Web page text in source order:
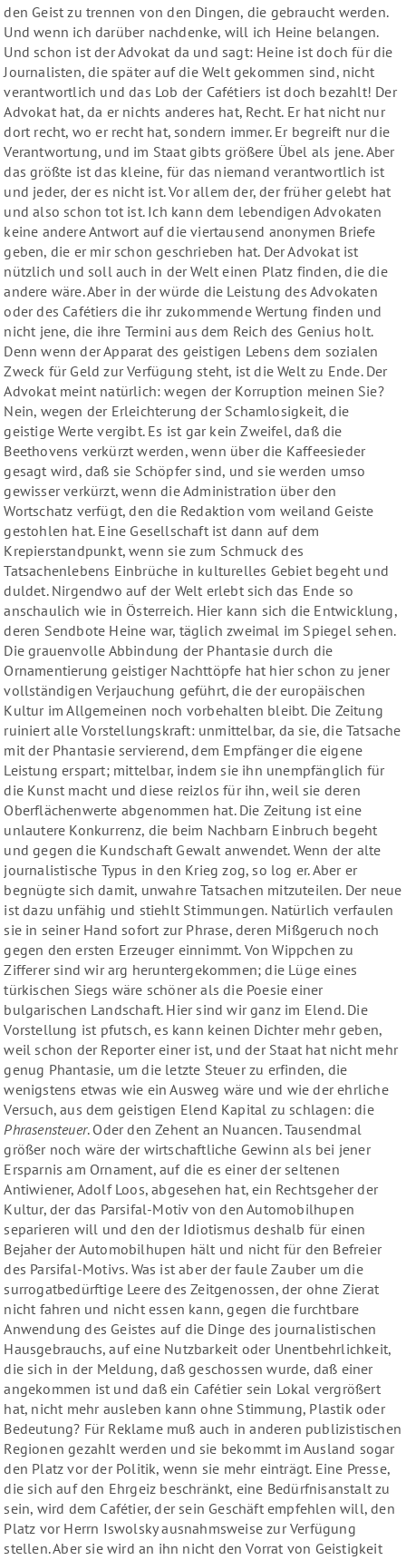
den Geist zu trennen von den Dingen, die gebraucht werden.
Und wenn ich darüber nachdenke, will ich Heine belangen.
Und schon ist der Advokat da und sagt: Heine ist doch für die
Journalisten, die später auf die Welt gekommen sind, nicht
verantwortlich und das Lob der Cafétiers ist doch bezahlt! Der
Advokat hat, da er nichts anderes hat, Recht. Er hat nicht nur
dort recht, wo er recht hat, sondern immer. Er begreift nur die
Verantwortung, und im Staat gibts größere Übel als jene. Aber
das größte ist das kleine, für das niemand verantwortlich ist
und jeder, der es nicht ist. Vor allem der, der früher gelebt hat
und also schon tot ist. Ich kann dem lebendigen Advokaten
keine andere Antwort auf die viertausend anonymen Briefe
geben, die er mir schon geschrieben hat. Der Advokat ist
nützlich und soll auch in der Welt einen Platz finden, die die
andere wäre. Aber in der würde die Leistung des Advokaten
oder des Cafétiers die ihr zukommende Wertung finden und
nicht jene, die ihre Termini aus dem Reich des Genius holt.
Denn wenn der Apparat des geistigen Lebens dem sozialen
Zweck für Geld zur Verfügung steht, ist die Welt zu Ende. Der
Advokat meint natürlich: wegen der Korruption meinen Sie?
Nein, wegen der Erleichterung der Schamlosigkeit, die
geistige Werte vergibt. Es ist gar kein Zweifel, daß die
Beethovens verkürzt werden, wenn über die Kaffeesieder
gesagt wird, daß sie Schöpfer sind, und sie werden umso
gewisser verkürzt, wenn die Administration über den
Wortschatz verfügt, den die Redaktion vom weiland Geiste
gestohlen hat. Eine Gesellschaft ist dann auf dem
Krepierstandpunkt, wenn sie zum Schmuck des
Tatsachenlebens Einbrüche in kulturelles Gebiet begeht und
duldet. Nirgendwo auf der Welt erlebt sich das Ende so
anschaulich wie in Österreich. Hier kann sich die Entwicklung,
deren Sendbote Heine war, täglich zweimal im Spiegel sehen.
Die grauenvolle Abbindung der Phantasie durch die
Ornamentierung geistiger Nachttöpfe hat hier schon zu jener
vollständigen Verjauchung geführt, die der europäischen
Kultur im Allgemeinen noch vorbehalten bleibt. Die Zeitung
ruiniert alle Vorstellungskraft: unmittelbar, da sie, die Tatsache
mit der Phantasie servierend, dem Empfänger die eigene
Leistung erspart; mittelbar, indem sie ihn unempfänglich für
die Kunst macht und diese reizlos für ihn, weil sie deren
Oberflächenwerte abgenommen hat. Die Zeitung ist eine
unlautere Konkurrenz, die beim Nachbarn Einbruch begeht
und gegen die Kundschaft Gewalt anwendet. Wenn der alte
journalistische Typus in den Krieg zog, so log er. Aber er
begnügte sich damit, unwahre Tatsachen mitzuteilen. Der neue
ist dazu unfähig und stiehlt Stimmungen. Natürlich verfaulen
sie in seiner Hand sofort zur Phrase, deren Mißgeruch noch
gegen den ersten Erzeuger einnimmt. Von Wippchen zu
Zifferer sind wir arg heruntergekommen; die Lüge eines
türkischen Siegs wäre schöner als die Poesie einer
bulgarischen Landschaft. Hier sind wir ganz im Elend. Die
Vorstellung ist pfutsch, es kann keinen Dichter mehr geben,
weil schon der Reporter einer ist, und der Staat hat nicht mehr
genug Phantasie, um die letzte Steuer zu erfinden, die
wenigstens etwas wie ein Ausweg wäre und wie der ehrliche
Versuch, aus dem geistigen Elend Kapital zu schlagen: die
Phrasensteuer. Oder den Zehent an Nuancen. Tausendmal
größer noch wäre der wirtschaftliche Gewinn als bei jener
Ersparnis am Ornament, auf die es einer der seltenen
Antiwiener, Adolf Loos, abgesehen hat, ein Rechtsgeher der
Kultur, der das Parsifal-Motiv von den Automobilhupen
separieren will und den der Idiotismus deshalb für einen
Bejaher der Automobilhupen hält und nicht für den Befreier
des Parsifal-Motivs. Was ist aber der faule Zauber um die
surrogatbedürftige Leere des Zeitgenossen, der ohne Zierat
nicht fahren und nicht essen kann, gegen die furchtbare
Anwendung des Geistes auf die Dinge des journalistischen
Hausgebrauchs, auf eine Nutzbarkeit oder Unentbehrlichkeit,
die sich in der Meldung, daß geschossen wurde, daß einer
angekommen ist und daß ein Cafétier sein Lokal vergrößert
hat, nicht mehr ausleben kann ohne Stimmung, Plastik oder
Bedeutung? Für Reklame muß auch in anderen publizistischen
Regionen gezahlt werden und sie bekommt im Ausland sogar
den Platz vor der Politik, wenn sie mehr einträgt. Eine Presse,
die sich auf den Ehrgeiz beschränkt, eine Bedürfnisanstalt zu
sein, wird dem Cafétier, der sein Geschäft empfehlen will, den
Platz vor Herrn Iswolsky ausnahmsweise zur Verfügung
stellen. Aber sie wird an ihn nicht den Vorrat von Geistigkeit